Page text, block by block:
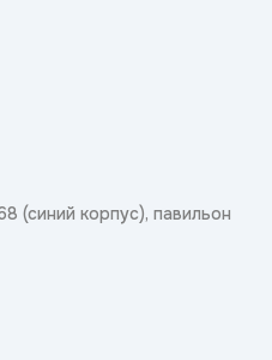
(синий корпус), павильон